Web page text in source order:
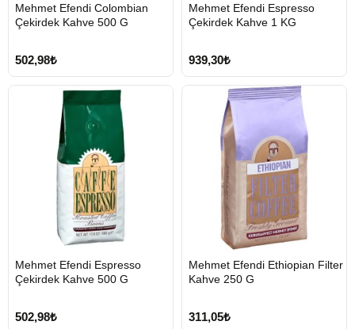
GÖNDERİ
Mehmet Efendi Colombian
Çekirdek Kahve 500 G
502,98₺
GÖNDERİ
Mehmet Efendi Espresso
Çekirdek Kahve 1 KG
939,30₺
GÖNDERİ
Mehmet Efendi Espresso
Çekirdek Kahve 500 G
502,98₺
GÖNDERİ
Mehmet Efendi Ethiopian Filter
Kahve 250 G
311,05₺